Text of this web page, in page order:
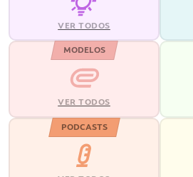
VER TODOS
MODELOS
VER TODOS
PODCASTS